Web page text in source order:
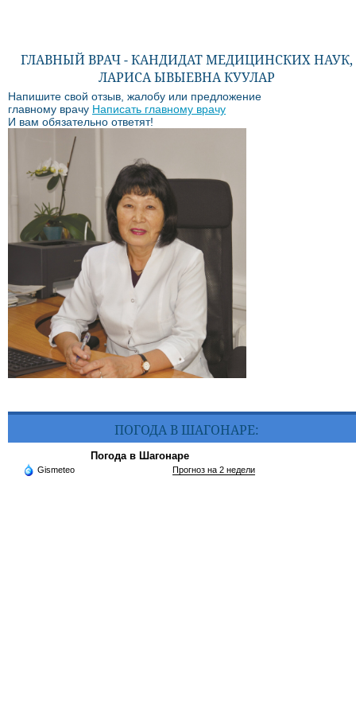
ГЛАВНЫЙ ВРАЧ - КАНДИДАТ МЕДИЦИНСКИХ НАУК,
ЛАРИСА ЫВЫЕВНА КУУЛАР
Напишите свой отзыв, жалобу или предложение
главному врачу Написать главному врачу
И вам обязательно ответят!
ПОГОДА В ШАГОНАРЕ:
Погода в Шагонаре
Gismeteo Прогноз на 2 недели